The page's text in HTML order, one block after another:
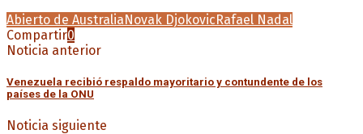
Abierto de AustraliaNovak DjokovicRafael Nadal
Compartir0
Noticia anterior
Venezuela recibió respaldo mayoritario y contundente de los
países de la ONU
Noticia siguiente